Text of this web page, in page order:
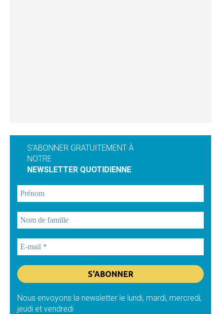
S'ABONNER GRATUITEMENT À
NOTRE
NEWSLETTER QUOTIDIENNE
Nous envoyons la newsletter le lundi, mardi, mercredi,
jeudi et vendredi